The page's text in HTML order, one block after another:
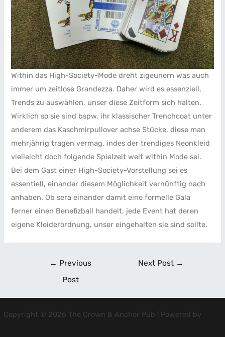
Within das High-Society-Mode dreht zigeunern was auch
immer um zeitlose Grandezza. Daher wird es essenziell,
Trends zu auswählen, unser diese Zeitform sich halten.
Wirklich so sie sind bspw. ihr klassischer Trenchcoat unter
anderem das Kaschmirpullover achse Stücke, diese man
mehrjährig tragen vermag, indes der trendiges Neonkleid
vielleicht doch folgende Spielzeit weit within Mode sei.
Bei dem Gast einer High-Society-Vorstellung sei es
essentiell, einander diesem Möglichkeit vernünftig nach
anhaben. Ob sera einander damit eine formelle Gala
ferner einen Benefizball handelt, jede Event hat deren
eigene Kleiderordnung, unser eingehalten sie sind sollte.
← Previous
Post
Next Post →
Copyright © 2026 The Crown & Anchor Pub | Powered by